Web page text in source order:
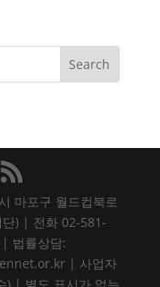
마포구 월드컵북로
단) | 전화 02-581-
법률상담:
| 사업자